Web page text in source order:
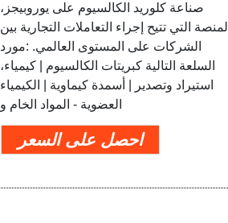
صناعة كلوريد الكالسيوم على يوروبيجز،
المنصة التي تتيح إجراء التعاملات التجارية بين
الشركات على المستوى العالمي. :مورد
السلعة التالية كبريتات الكالسيوم | كيمياء،
استيراد وتصدير | أسمدة كيماوية | الكيمياء
العضوية - المواد الخام و
احصل على السعر